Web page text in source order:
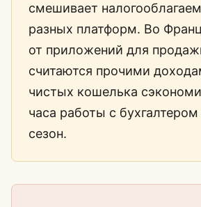
смешивает
разных платформ. Во
от приложений для
считаются прочими
чистых кошелька
часа работы с
сезон.